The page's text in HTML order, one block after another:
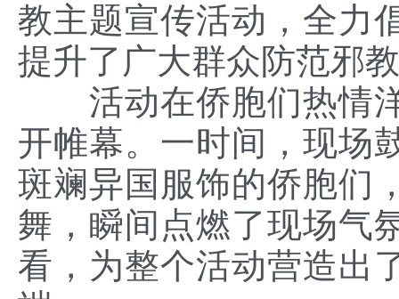
教主题宣传活动，全力
提升了广大群众防范邪
活动在侨胞们热情洋
开帷幕。一时间，现场
斑斓异国服饰的侨胞们
舞，瞬间点燃了现场气
看，为整个活动营造出